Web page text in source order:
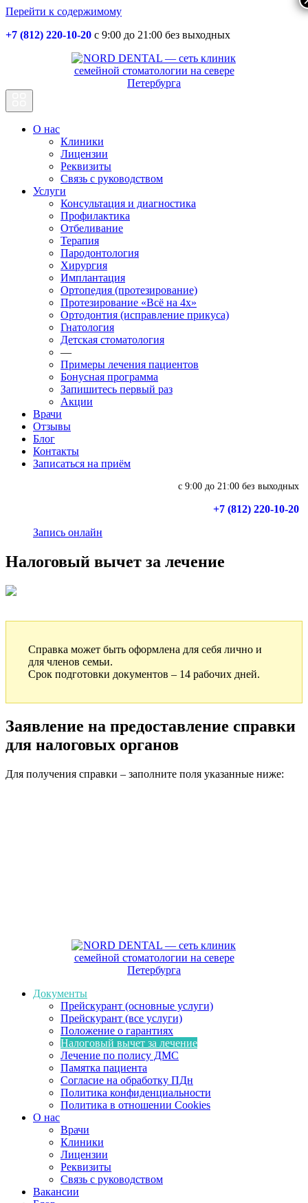
Перейти к содержимому
+7 (812) 220-10-20 с 9:00 до 21:00 без выходных
Основная
навигация
О нас
Клиники
Лицензии
Реквизиты
Связь с руководством
Услуги
Консультация и диагностика
Профилактика
Отбеливание
Терапия
Пародонтология
Хирургия
Имплантация
Ортопедия (протезирование)
Протезирование «Всё на 4х»
Ортодонтия (исправление прикуса)
Гнатология
Детская стоматология
—
Примеры лечения пациентов
Бонусная программа
Запишитесь первый раз
Акции
Врачи
Отзывы
Блог
Контакты
Записаться на приём
с 9:00 до 21:00 без выходных
+7 (812) 220-10-20
Запись онлайн
Налоговый вычет за лечение
Справка может быть оформлена для себя лично и
для членов семьи.
Срок подготовки документов – 14 рабочих дней.
Заявление на предоставление справки
для налоговых органов
Для получения справки – заполните поля указанные ниже:
Документы
Прейскурант (основные услуги)
Прейскурант (все услуги)
Положение о гарантиях
Налоговый вычет за лечение
Лечение по полису ДМС
Памятка пациента
Согласие на обработку ПДн
Политика конфиденциальности
Политика в отношении Cookies
О нас
Врачи
Клиники
Лицензии
Реквизиты
Связь с руководством
Вакансии